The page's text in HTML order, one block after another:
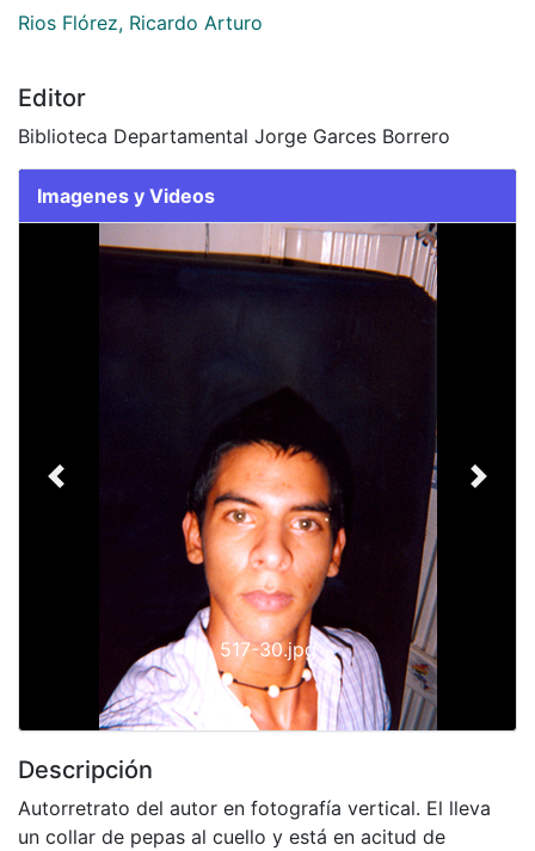
Rios Flórez, Ricardo Arturo
Editor
Biblioteca Departamental Jorge Garces Borrero
Imagenes y Videos
517-30.jpg
Previous Next
Descripción
Autorretrato del autor en fotografía vertical. El lleva
un collar de pepas al cuello y está en acitud de